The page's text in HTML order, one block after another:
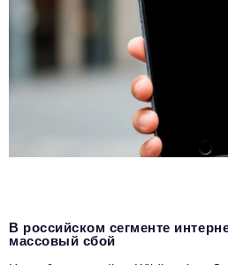
В российском сегменте
массовый сбой